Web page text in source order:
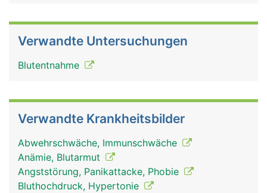
Verwandte Untersuchungen
Blutentnahme
Verwandte Krankheitsbilder
Abwehrschwäche, Immunschwäche
Anämie, Blutarmut
Angststörung, Panikattacke, Phobie
Bluthochdruck, Hypertonie